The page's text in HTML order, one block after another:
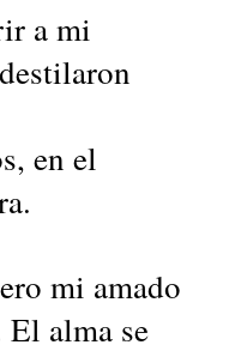
a mi
en el
mi amado
alma se